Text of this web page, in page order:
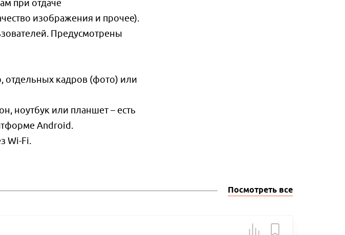
при отдаче
изображения и прочее).
Предусмотрены
отдельных кадров (фото) или
ноутбук или планшет – есть
Android.
Wi-Fi.
Посмотреть все